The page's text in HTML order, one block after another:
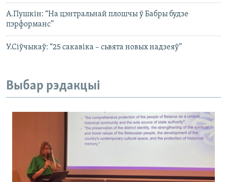
А.Пушкін: “На цэнтральнай плошчы ў Бабры будзе
пэрформанс”
У.Сіўчыкаў: “25 сакавіка – сьвята новых надзеяў”
Выбар рэдакцыі